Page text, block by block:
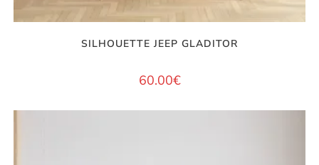
SILHOUETTE JEEP GLADITOR
60.00€